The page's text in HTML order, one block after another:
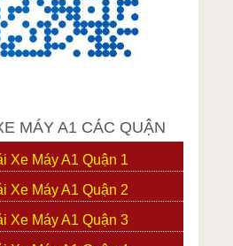
MÁY A1 CÁC QUẬN
Xe Máy A1 Quận 1
Xe Máy A1 Quận 2
Xe Máy A1 Quận 3